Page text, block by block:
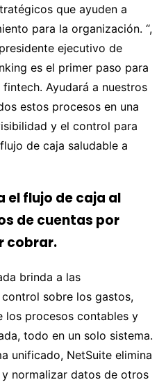
que ayuden a
para la organización. “,
ejecutivo de
es el primer paso para
Ayudará a nuestros
estos procesos en una
y el control para
de caja saludable a
el flujo de caja al
de cuentas por
cobrar.
brinda a las
sobre los gastos,
los procesos contables y
todo en un solo sistema.
unificado, NetSuite elimina
normalizar datos de otros